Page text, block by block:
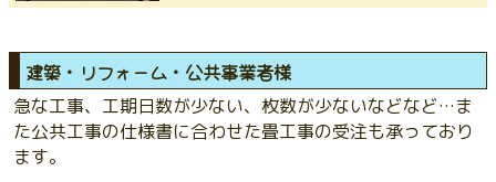
建築・リフォーム・公共事業者様
急な工事、工期日数が少ない、枚数が少ないなどなど…ま
た公共工事の仕様書に合わせた畳工事の受注も承っており
ます。